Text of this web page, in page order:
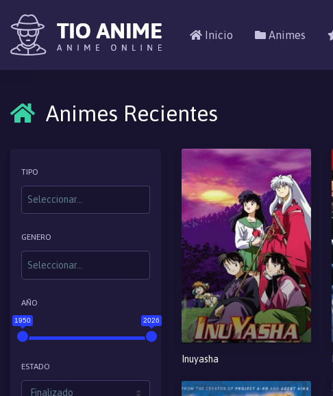
Inicio Animes
Animes Recientes
TIPO
GENERO
AÑO
1950 2026
ESTADO
Inuyasha